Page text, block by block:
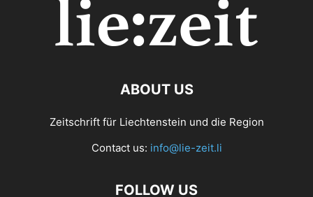
ABOUT US
Zeitschrift für Liechtenstein und die Region
Contact us: info@lie-zeit.li
FOLLOW US